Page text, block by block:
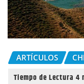
ARTÍCULOS